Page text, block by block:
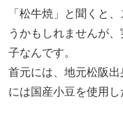
「松牛焼」と聞くと
うかもしれませんが
子なんです。
首元には、地元松阪
には国産小豆を使用し